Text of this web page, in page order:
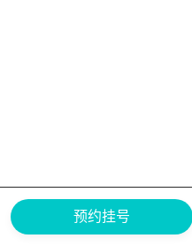
网上有害信息举
Copyright ©
2026
预约挂号